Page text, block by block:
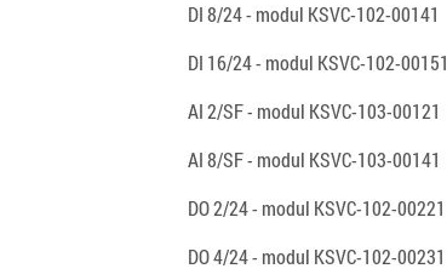
DI 8/24 - modul KSVC-102-00141
DI 16/24 - modul KSVC-102-00151
AI 2/SF - modul KSVC-103-00121
AI 8/SF - modul KSVC-103-00141
DO 2/24 - modul KSVC-102-00221
DO 4/24 - modul KSVC-102-00231